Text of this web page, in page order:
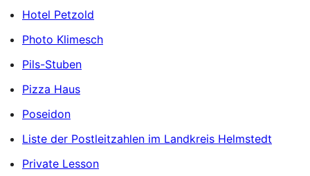
Hotel Petzold
Photo Klimesch
Pils-Stuben
Pizza Haus
Poseidon
Liste der Postleitzahlen im Landkreis Helmstedt
Private Lesson